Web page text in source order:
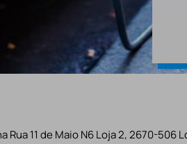
11 de Maio N6 Loja 2, 2670-506